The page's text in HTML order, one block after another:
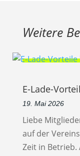
Weitere
E-Lade-
19. Mai 2026
Liebe
auf der
Zeit in Betrieb.